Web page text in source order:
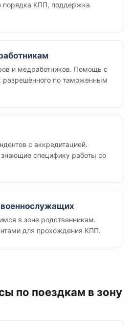
порядка КПП, поддержка
и медработников. Помощь с
разрешённого по таможенным
с аккредитацией.
специфику работы со
в зоне родственникам.
для прохождения КПП.
по поездкам в зону